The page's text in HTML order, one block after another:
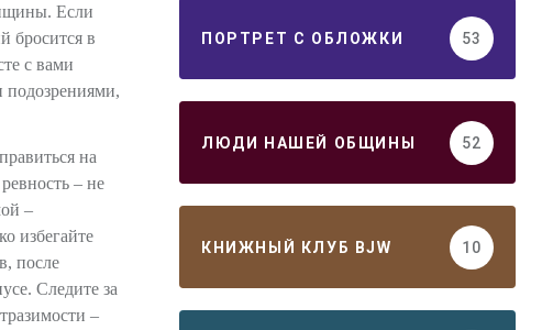
Если
бросится в
с вами
подозрениями,
на
– не
–
избегайте
после
Следите за
–
ПОРТРЕТ С ОБЛОЖКИ 53
ЛЮДИ НАШЕЙ ОБЩИНЫ 52
КНИЖНЫЙ КЛУБ BJW 10